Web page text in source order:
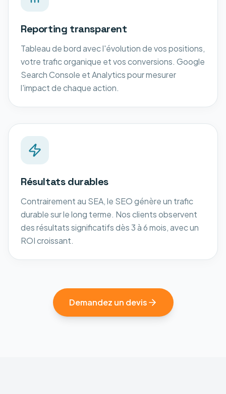
Reporting transparent
Tableau de bord avec l'évolution de vos positions,
votre trafic organique et vos conversions. Google
Search Console et Analytics pour mesurer
l'impact de chaque action.
Résultats durables
Contrairement au SEA, le SEO génère un trafic
durable sur le long terme. Nos clients observent
des résultats significatifs dès 3 à 6 mois, avec un
ROI croissant.
Demandez un devis